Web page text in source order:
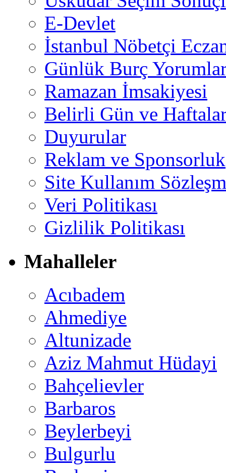
E-Devlet
İstanbul Nöbetçi
Günlük Burç
Ramazan İmsakiyesi
Belirli Gün ve
Duyurular
Reklam ve Sponsorluk
Site Kullanım
Veri Politikası
Gizlilik Politikası
Mahalleler
Acıbadem
Ahmediye
Altunizade
Aziz Mahmut Hüdayi
Bahçelievler
Barbaros
Beylerbeyi
Bulgurlu